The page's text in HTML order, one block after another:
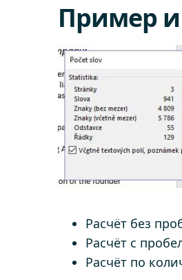
Пример и
Расчёт без
Расчёт с
Расчёт по